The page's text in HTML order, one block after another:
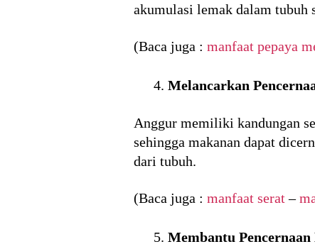
akumulasi lemak dalam tubuh
(Baca juga : manfaat pepaya
Melancarkan
Anggur memiliki kandungan
sehingga makanan dapat
dari tubuh.
(Baca juga : manfaat serat –
Membantu